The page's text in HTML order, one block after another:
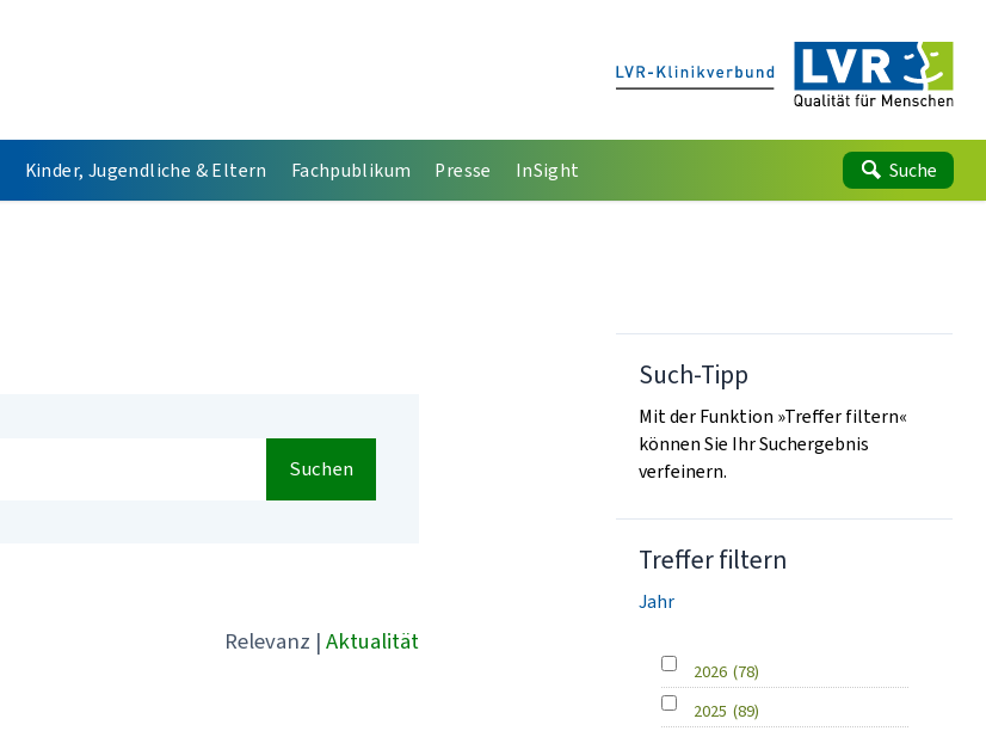
Kinder, Jugendliche & Eltern Fachpublikum Presse InSight Suche
Suchen
Relevanz | Aktualität
Such-Tipp
Mit der Funktion »Treffer filtern«
können Sie Ihr Suchergebnis
verfeinern.
Treffer filtern
Jahr
2026 (78)
2025 (89)